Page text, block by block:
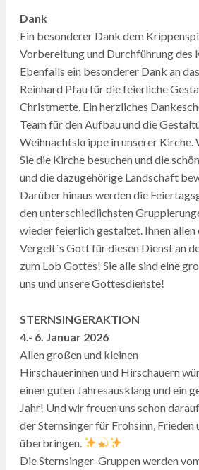
Dank
Ein besonderer Dank dem
Vorbereitung und Durchführung des
Ebenfalls ein besonderer Dank an
Reinhard Pfau für die feierliche
Christmette. Ein herzliches
Team für den Aufbau und die
Weihnachtskrippe in unserer Kirche.
Sie die Kirche besuchen und die
und die dazugehörige Landschaft
Darüber hinaus werden die
den unterschiedlichsten
wieder feierlich gestaltet. Ihnen allen
Vergelt´s Gott für diesen Dienst an
zum Lob Gottes! Sie alle sind eine
uns und unsere Gottesdienste!
STERNSINGERAKTION
4.- 6. Januar 2026
Allen großen und kleinen
Hirschauerinnen und Hirschauern
einen guten Jahresausklang und ein
Jahr! Und wir freuen uns schon
der Sternsinger für Frohsinn, Frieden
überbringen.
Die Sternsinger-Gruppen werden